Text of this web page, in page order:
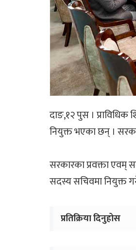
दाङ,१२ पुस । प्राविधिक
नियुक्त भएका छन् ।
सरकारका प्रवक्ता एवम्
सदस्य सचिवमा नियुक्त
प्रतिक्रिया दिनुहोस